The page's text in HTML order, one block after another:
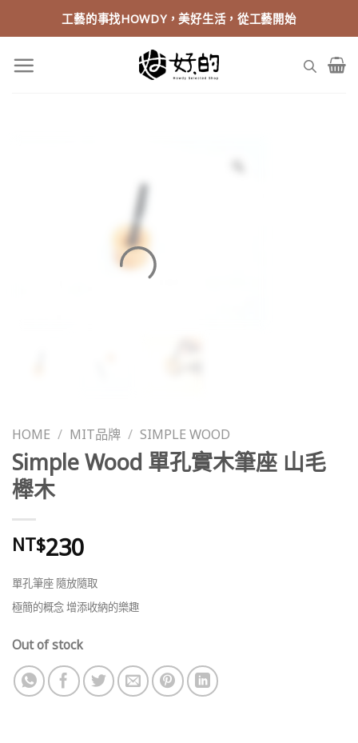
to
content
工藝的事找HOWDY，美好生活，從工藝開始
HOME / MIT品牌 / SIMPLE WOOD
Simple Wood 單孔實木筆座 山毛
櫸木
NT$230
單孔筆座 隨放隨取
極簡的概念 增添收納的樂趣
Out of stock